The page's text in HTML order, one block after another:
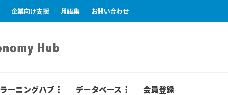
企業向け支援 用語集 お問い合わせ
ラーニングハブ データベース 会員登録